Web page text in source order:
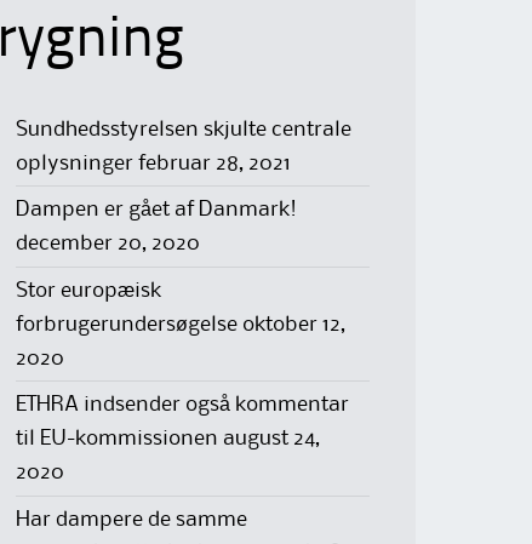
rygning
Sundhedsstyrelsen skjulte centrale
oplysninger februar 28, 2021
Dampen er gået af Danmark!
december 20, 2020
Stor europæisk
forbrugerundersøgelse oktober 12,
2020
ETHRA indsender også kommentar
til EU-kommissionen august 24,
2020
Har dampere de samme